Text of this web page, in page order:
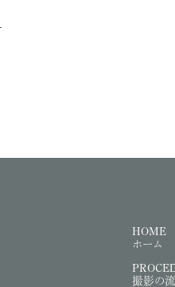
HOME
ホーム
撮影の